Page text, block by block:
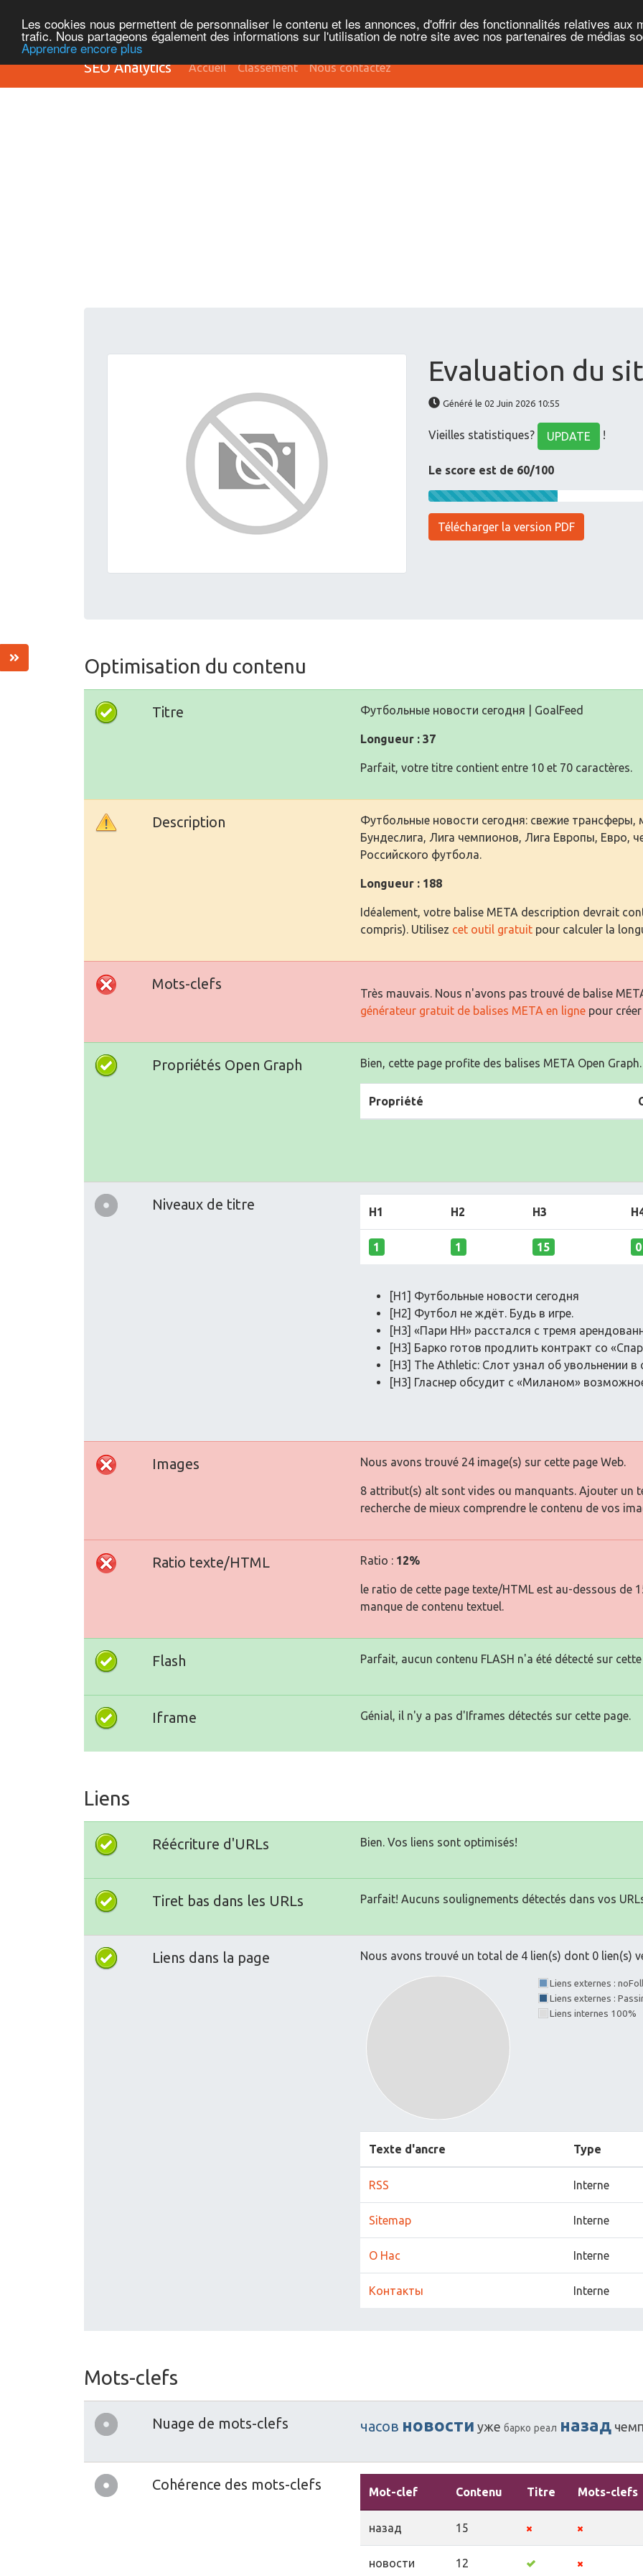
Les cookies nous permettent de personnaliser le contenu et les annonces, d'offrir des fonctionnalités relatives aux
trafic. Nous partageons également des informations sur l'utilisation de notre site avec nos partenaires de médias
Apprendre encore plus
SEO Analytics Accueil Classement Nous contactez
Evaluation du
Généré le 02 Juin 2026 10:55
Vieilles statistiques? UPDATE !
Le score est de 60/100
Télécharger la version PDF
Optimisation du contenu
Titre Футбольные новости сегодня | GoalFeed
Longueur : 37
Parfait, votre titre contient entre 10 et 70 caractères.
Description
Футбольные новости сегодня: свежие
Бундеслига, Лига чемпионов, Лига Европы, Евро,
Российского футбола.
Longueur : 188
Idéalement, votre balise META description devrait
compris). Utilisez cet outil gratuit pour calculer la
Mots-clefs
Très mauvais. Nous n'avons pas trouvé de balise
générateur gratuit de balises META en ligne pour
Propriétés Open Graph Bien, cette page profite des balises META Open Graph.
Propriété
Niveaux de titre H1 H2 H3
1 1 15 0
[H1] Футбольные новости сегодня
[H2] Футбол не ждёт. Будь в игре.
[H3] «Пари НН» расстался с тремя
[H3] Барко готов продлить контракт со
[H3] The Athletic: Слот узнал об увольнении в
[H3] Гласнер обсудит с «Миланом»
Images Nous avons trouvé 24 image(s) sur cette page Web.
8 attribut(s) alt sont vides ou manquants. Ajouter un
recherche de mieux comprendre le contenu de vos
Ratio texte/HTML Ratio : 12%
le ratio de cette page texte/HTML est au-dessous de
manque de contenu textuel.
Flash Parfait, aucun contenu FLASH n'a été détecté sur cette
Iframe Génial, il n'y a pas d'Iframes détectés sur cette page.
Liens
Réécriture d'URLs Bien. Vos liens sont optimisés!
Tiret bas dans les URLs Parfait! Aucuns soulignements détectés dans vos
Liens dans la page Nous avons trouvé un total de 4 lien(s) dont 0 lien(s)
Liens externes :
Liens externes :
Liens internes 100%
Texte d'ancre Type
RSS Interne
Sitemap Interne
О Нас Interne
Контакты Interne
Mots-clefs
Nuage de mots-clefs часов новости уже барко реал назад
Cohérence des mots-clefs Mot-clef Contenu Titre Mots-clefs
назад 15
новости 12